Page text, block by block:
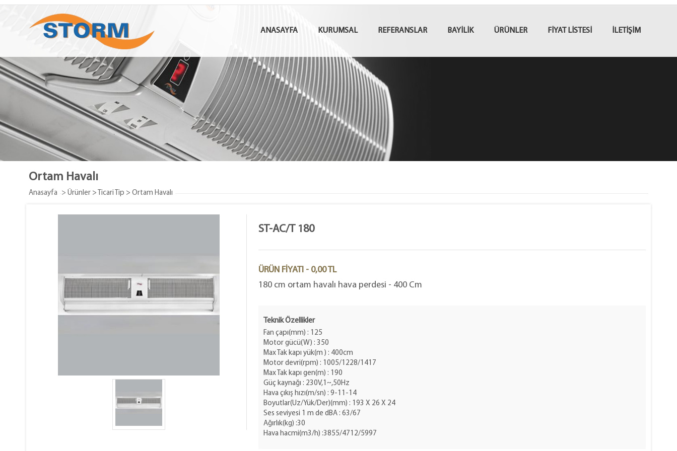
ANASAYFA KURUMSAL REFERANSLAR BAYİLİK ÜRÜNLER FİYAT LİSTESİ İLETİŞİM
Ortam Havalı
Anasayfa > Ürünler > Ticari Tip > Ortam Havalı
ST-AC/T 180
ÜRÜN FİYATI - 0,00 TL
180 cm ortam havalı hava perdesi - 400 Cm
Teknik Özellikler
Fan çapı(mm) : 125
Motor gücü(W) : 350
Max Tak kapı yük(m ) : 400cm
Motor devri(rpm) : 1005/1228/1417
Max Tak kapı gen(m) : 190
Güç kaynağı : 230V,1~,50Hz
Hava çıkış hızı(m/sn) : 9-11-14
Boyutlar(Uz/Yük/Der)(mm) : 193 X 26 X 24
Ses seviyesi 1 m de dBA : 63/67
Ağırlık(kg) :30
Hava hacmi(m3/h) :3855/4712/5997